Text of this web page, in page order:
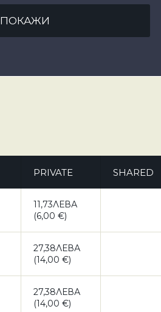
ПОКАЖИ
PRIVATE SHARED
11,73ЛЕВА
(6,00 €)
27,38ЛЕВА
(14,00 €)
27,38ЛЕВА
(14,00 €)